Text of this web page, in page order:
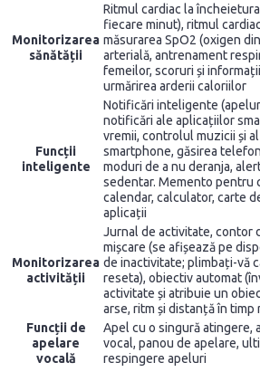
Monitorizarea
sănătății
Ritmul cardiac la
fiecare minut), ritmul
măsurarea SpO2 (oxigen
arterială, antrenament
femeilor, scoruri și
urmărirea arderii caloriilor
Funcții
inteligente
Notificări inteligente
notificări ale aplicațiilor
vremii, controlul muzicii și
smartphone, găsirea
moduri de a nu deranja,
sedentar. Memento pentru
calendar, calculator, carte
aplicații
Monitorizarea
activității
Jurnal de activitate, contor
mișcare (se afișează pe
de inactivitate; plimbați-vă
reseta), obiectiv automat
activitate și atribuie un
arse, ritm și distanță în timp
Funcții de
apelare
vocală
Apel cu o singură atingere,
vocal, panou de apelare,
respingere apeluri